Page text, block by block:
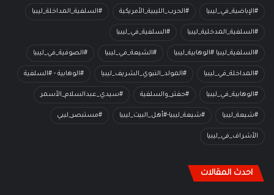
#الإباضية_في_ليبيا #الحرب_الليبية_الأمريكية #السلفية_المداخلة_ليبيا
#السلفية_المدخلية_ليبيا #السلفية_في_ليبيا
#السلفية_ليبيا #الوهابية_ليبيا #الشيعة_في_ليبيا #الصوفية_في_ليبيا
#المداخلة_في_ليبيا #المولد_النبوي_الشريف_ليبيا #الوهابية - #السلفية
#الوهابية_في_ليبيا #حفتر_والسلفية #سيدي_عبدالسلام_الأسمر
#شيعة_ليبيا #شيعة_ليبيا-#أهل_البيت_ليبيا #مستبصر_ليبي
الأشراف_في_ليبيا
احدث المقالات